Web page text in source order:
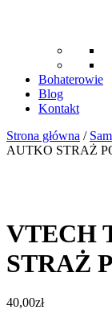
Bohaterowie
Blog
Kontakt
Strona główna /
AUTKO STRAŻ
VTECH
STRAŻ
40,00zł